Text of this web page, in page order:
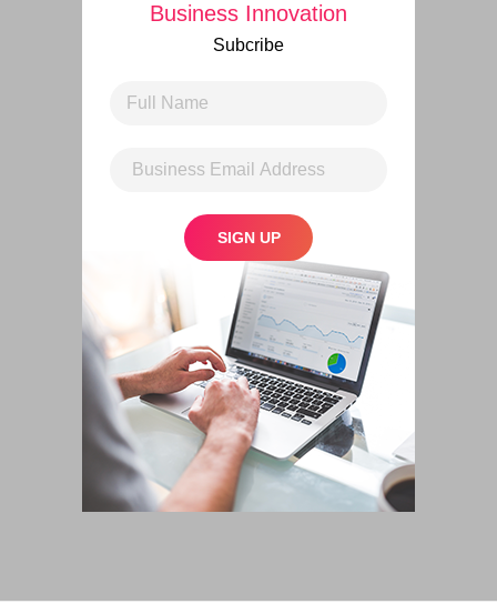
Business Innovation
Subcribe